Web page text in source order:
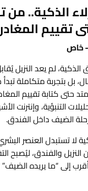
الذكية..
تقييم
خاص
الذكية، لم يعد النزيل
بل بتجربة متكاملة
حتى كتابة تقييم
التنبؤية، وإنترنت
الضيف داخل الفندق.
لا تستبدل العنصر
النزيل والفندق، ليُصبح
إلى “ما يريده